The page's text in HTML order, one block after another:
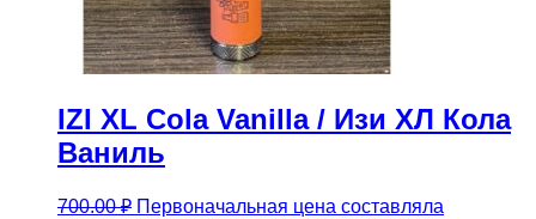
IZI XL Cola Vanilla / Изи ХЛ Кола
Ваниль
700.00₽ Первоначальная цена составляла